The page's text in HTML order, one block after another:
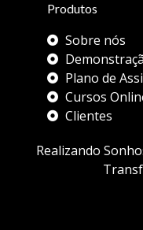
Produtos
Sobre nós
Plano de
Cursos
Clientes
Realizando